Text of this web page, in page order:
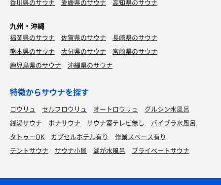
香川県のサウナ
愛媛県のサウナ 高知県のサウナ
九州・沖縄
福岡県のサウナ 佐賀県のサウナ
長崎県のサウナ
熊本県のサウナ
大分県のサウナ
宮崎県のサウナ
鹿児島県のサウナ
沖縄県のサウナ
特徴からサウナを探す
ロウリュ セルフロウリュ オートロウリュ
グルシン水風呂
銭湯サウナ
ボナサウナ サウナ室テレビ無し
バイブラ水風呂
タトゥーOK
カプセルホテル有り
作業スペース有り
テントサウナ
サウナ小屋 湖が水風呂 プライベートサウナ